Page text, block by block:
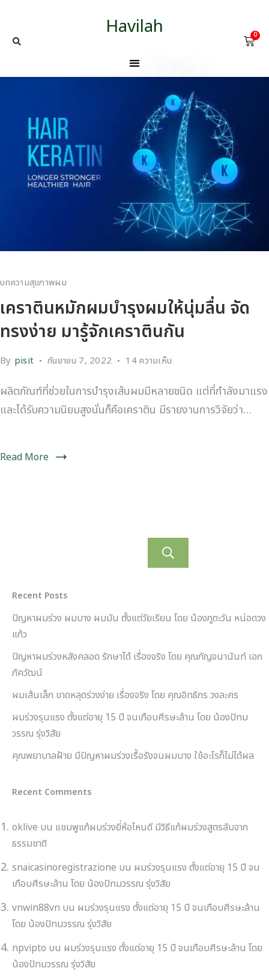
Havilah 0
บทความสุขภาพผม
เคราตินหมักผมบำรุงผมให้นุ่มลื่น จัด
ทรงง่าย มารู้จักเคราตินกัน
By pisit กันยายน 7, 2022 14 ความเห็น
ผลิตภัณฑ์ที่ช่วยในการบำรุงเส้นผมมีหลายชนิด แต่ที่กำลังมาแรง
และได้รับความนิยมสูงนั่นก็คือเคราติน มีรายงานการวิจัยว่า…
Read More
Recent Posts
ปัญหาผมร่วง ผมบาง ผมมัน ตั้งแต่วัยเรียน โดย น้องภูตะวัน หน่อดวง
แก้ว
ปัญหาผมร่วงหลังคลอด รักษาได้ เรื่องจริง โดย คุณกัญจนานันท์ เอก
ภัควัฒน์
ผมเส้นเล็ก ขาดหลุดร่วงง่าย เรื่องจริง โดย คุณอิทธิกร วงละคร
ผมร่วงรุนแรง ตั้งแต่อายุ 15 ปี จนเกือบศีรษะล้าน โดย น้องปัทม
วรรณ รุ่งวิสัย
คุณพยาบาลฝ้าย มีปัญหาผมร่วงเรื้อรังจนผมบาง ใช้อะไรก็ไม่ได้ผล
Recent Comments
oklive บน แชมพูแก้ผมร่วงยี่ห้อไหนดี มีวิธีแก้ผมร่วงสูตรลับจาก
ธรรมชาติ
snaicasinoregistrazione บน ผมร่วงรุนแรง ตั้งแต่อายุ 15 ปี จน
เกือบศีรษะล้าน โดย น้องปัทมวรรณ รุ่งวิสัย
vnwin88vn บน ผมร่วงรุนแรง ตั้งแต่อายุ 15 ปี จนเกือบศีรษะล้าน
โดย น้องปัทมวรรณ รุ่งวิสัย
npvipto บน ผมร่วงรุนแรง ตั้งแต่อายุ 15 ปี จนเกือบศีรษะล้าน โดย
น้องปัทมวรรณ รุ่งวิสัย